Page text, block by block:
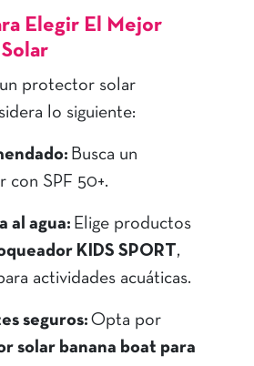
Elegir El Mejor
protector solar
lo siguiente:
Busca un
con SPF 50+.
al agua: Elige productos
KIDS SPORT,
actividades acuáticas.
seguros: Opta por
solar banana boat para